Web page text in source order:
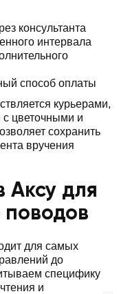
консультанта
интервала
способ оплаты
курьерами,
цветочными и
сохранить
вручения
Аксу для
для самых
до
специфику
и